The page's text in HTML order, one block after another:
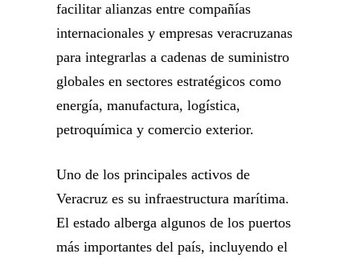
facilitar alianzas entre compañías
internacionales y empresas veracruzanas
para integrarlas a cadenas de suministro
globales en sectores estratégicos como
energía, manufactura, logística,
petroquímica y comercio exterior.
Uno de los principales activos de
Veracruz es su infraestructura marítima.
El estado alberga algunos de los puertos
más importantes del país, incluyendo el